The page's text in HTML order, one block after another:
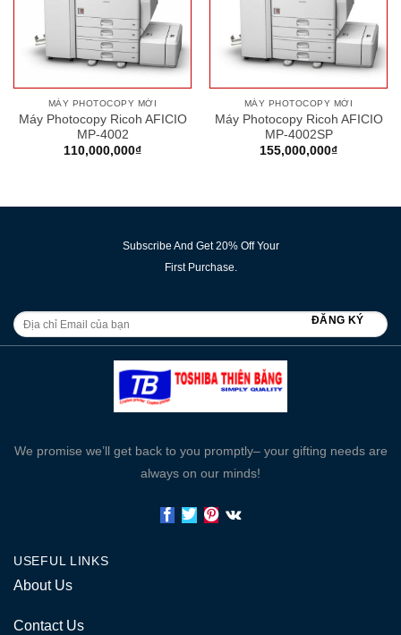
MÁY PHOTOCOPY MỚI
Máy Photocopy Ricoh AFICIO
MP-4002
110,000,000₫
MÁY PHOTOCOPY MỚI
Máy Photocopy Ricoh AFICIO
MP-4002SP
155,000,000₫
Subscribe And Get 20% Off Your
First Purchase.
We promise we’ll get back to you promptly– your gifting needs are
always on our minds!
USEFUL LINKS
About Us
Contact Us